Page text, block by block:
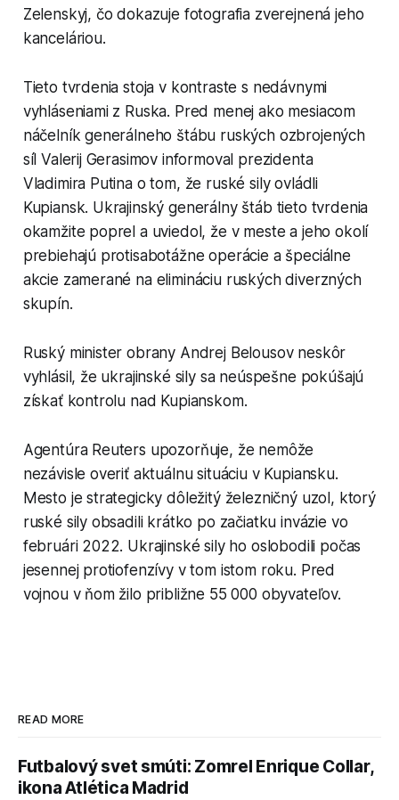
Zelenskyj, čo dokazuje fotografia zverejnená jeho
kanceláriou.
Tieto tvrdenia stoja v kontraste s nedávnymi
vyhláseniami z Ruska. Pred menej ako mesiacom
náčelník generálneho štábu ruských ozbrojených
síl Valerij Gerasimov informoval prezidenta
Vladimira Putina o tom, že ruské sily ovládli
Kupiansk. Ukrajinský generálny štáb tieto tvrdenia
okamžite poprel a uviedol, že v meste a jeho okolí
prebiehajú protisabotážne operácie a špeciálne
akcie zamerané na elimináciu ruských diverzných
skupín.
Ruský minister obrany Andrej Belousov neskôr
vyhlásil, že ukrajinské sily sa neúspešne pokúšajú
získať kontrolu nad Kupianskom.
Agentúra Reuters upozorňuje, že nemôže
nezávisle overiť aktuálnu situáciu v Kupiansku.
Mesto je strategicky dôležitý železničný uzol, ktorý
ruské sily obsadili krátko po začiatku invázie vo
februári 2022. Ukrajinské sily ho oslobodili počas
jesennej protiofenzívy v tom istom roku. Pred
vojnou v ňom žilo približne 55 000 obyvateľov.
READ MORE
Futbalový svet smúti: Zomrel Enrique Collar,
ikona Atlética Madrid